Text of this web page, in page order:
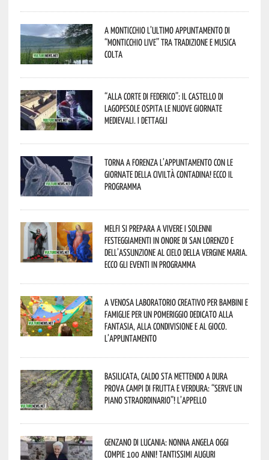
A Monticchio l’ultimo appuntamento di
“Monticchio Live” tra tradizione e musica
colta
“Alla corte di Federico”: il Castello di
Lagopesole ospita le nuove Giornate
Medievali. I dettagli
Torna a Forenza l’appuntamento con le
Giornate della Civiltà Contadina! Ecco il
programma
Melfi si prepara a vivere i solenni
festeggiamenti in onore di San Lorenzo e
dell’assunzione al cielo della Vergine Maria.
Ecco gli eventi in programma
A Venosa laboratorio creativo per bambini e
famiglie per un pomeriggio dedicato alla
fantasia, alla condivisione e al gioco.
L’appuntamento
Basilicata, caldo sta mettendo a dura
prova campi di frutta e verdura: “Serve un
piano straordinario”! L’appello
Genzano di Lucania: nonna Angela oggi
compie 100 anni! Tantissimi auguri